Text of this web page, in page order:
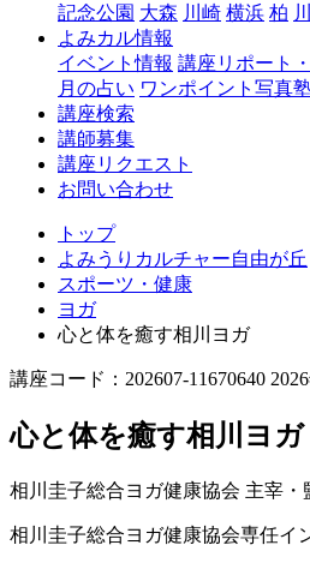
記念公園 大森 川崎 横浜 柏
よみカル情報
イベント情報 講座リポート
月の占い ワンポイント写真
講座検索
講師募集
講座リクエスト
お問い合わせ
トップ
よみうりカルチャー自由が丘
スポーツ・健康
ヨガ
心と体を癒す相川ヨガ
講座コード：202607-11670640
心と体を癒す相川ヨガ
相川圭子総合ヨガ健康協会 主宰
相川圭子総合ヨガ健康協会専任イ